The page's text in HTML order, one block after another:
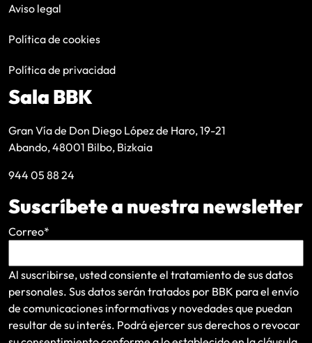
Aviso legal
Política de cookies
Política de privacidad
Sala BBK
Gran Vía de Don Diego López de Haro, 19-21
Abando, 48001 Bilbo, Bizkaia
944 05 88 24
Suscríbete a nuestra newsletter
Correo*
Al suscribirse, usted consiente el tratamiento de sus datos
personales. Sus datos serán tratados por BBK para el envío
de comunicaciones informativas y novedades que puedan
resultar de su interés. Podrá ejercer sus derechos o revocar